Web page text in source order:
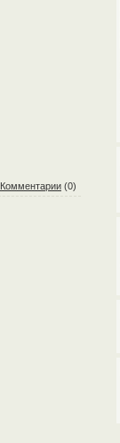
Комментарии (0)